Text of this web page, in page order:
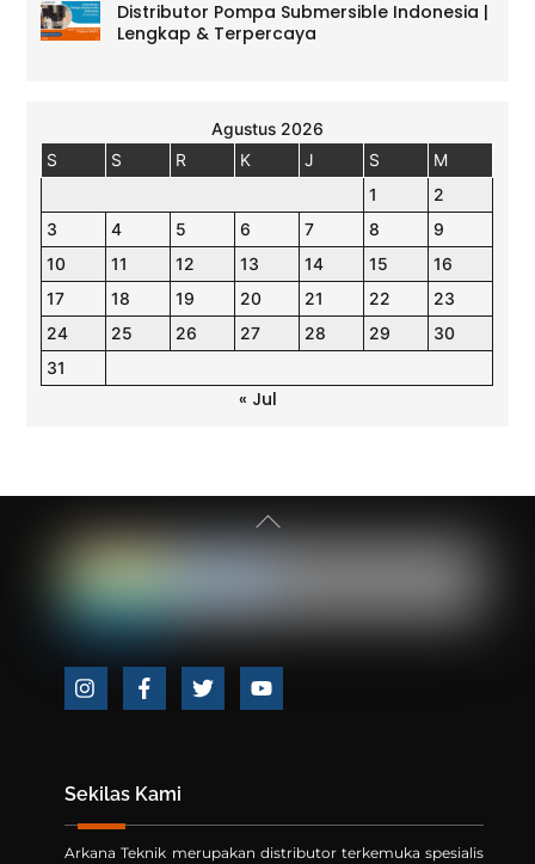
Distributor Pompa Submersible Indonesia |
Lengkap & Terpercaya
Agustus 2026
S
S R K J S
M
1
2
3
4 5 6 7 8
9
10
11 12 13 14 15
16
17
18 19 20 21 22
23
24
25 26 27 28 29
30
31
« Jul
Back
Icon
Icon
Icon
Icon
Sekilas Kami
Arkana Teknik merupakan distributor terkemuka spesialis